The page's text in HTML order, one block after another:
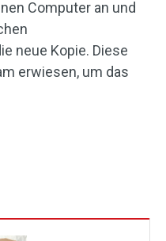
Computer an und
neue Kopie. Diese
erwiesen, um das